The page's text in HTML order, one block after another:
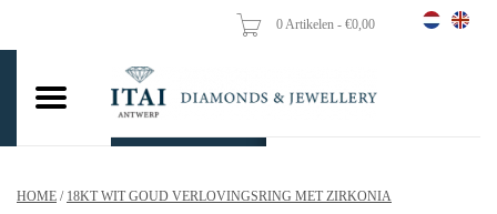
0 Artikelen - €0,00
Trouwringen
HOME / 18KT WIT GOUD VERLOVINGSRING MET ZIRKONIA